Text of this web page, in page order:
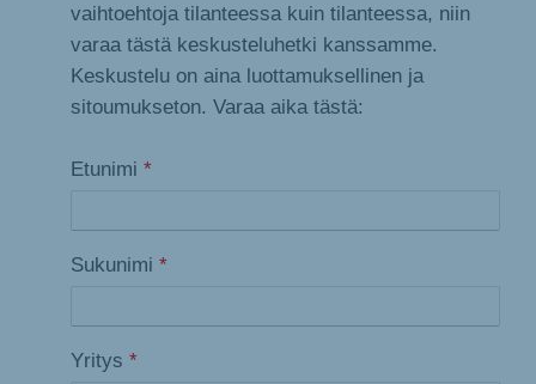
vaihtoehtoja tilanteessa kuin tilanteessa, niin
varaa tästä keskusteluhetki kanssamme.
Keskustelu on aina luottamuksellinen ja
sitoumukseton. Varaa aika tästä:
Etunimi *
Sukunimi *
Yritys *